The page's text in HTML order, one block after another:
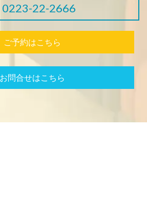
0223-22-2666
ご予約はこちら
お問合せはこちら